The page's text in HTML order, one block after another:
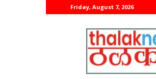
Friday, August 7, 2026